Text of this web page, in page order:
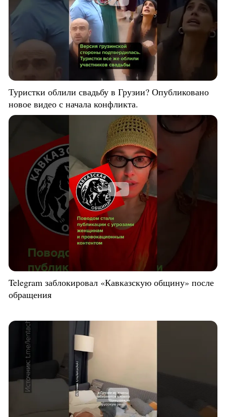
Туристки облили свадьбу в Грузии? Опубликовано
новое видео с начала конфликта.
Telegram заблокировал «Кавказскую общину» после
обращения